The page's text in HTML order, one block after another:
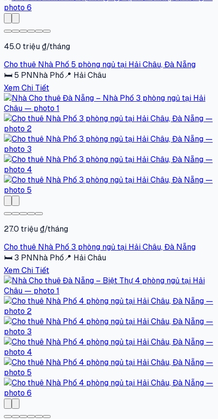
45.0 triệu ₫/tháng
Cho thuê Nhà Phố 5 phòng ngủ tại Hải Châu, Đà Nẵng
🛏 5 PNNhà Phố📍 Hải Châu
Xem Chi Tiết
27.0 triệu ₫/tháng
Cho thuê Nhà Phố 3 phòng ngủ tại Hải Châu, Đà Nẵng
🛏 3 PNNhà Phố📍 Hải Châu
Xem Chi Tiết